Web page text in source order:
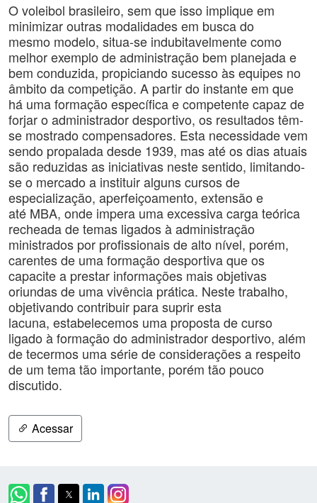
O voleibol brasileiro, sem que isso implique em
minimizar outras modalidades em busca do
mesmo modelo, situa-se indubitavelmente como
melhor exemplo de administração bem planejada e
bem conduzida, propiciando sucesso às equipes no
âmbito da competição. A partir do instante em que
há uma formação específica e competente capaz de
forjar o administrador desportivo, os resultados têm-
se mostrado compensadores. Esta necessidade vem
sendo propalada desde 1939, mas até os dias atuais
são reduzidas as iniciativas neste sentido, limitando-
se o mercado a instituir alguns cursos de
especialização, aperfeiçoamento, extensão e
até MBA, onde impera uma excessiva carga teórica
recheada de temas ligados à administração
ministrados por profissionais de alto nível, porém,
carentes de uma formação desportiva que os
capacite a prestar informações mais objetivas
oriundas de uma vivência prática. Neste trabalho,
objetivando contribuir para suprir esta
lacuna, estabelecemos uma proposta de curso
ligado à formação do administrador desportivo, além
de tecermos uma série de considerações a respeito
de um tema tão importante, porém tão pouco
discutido.
Acessar